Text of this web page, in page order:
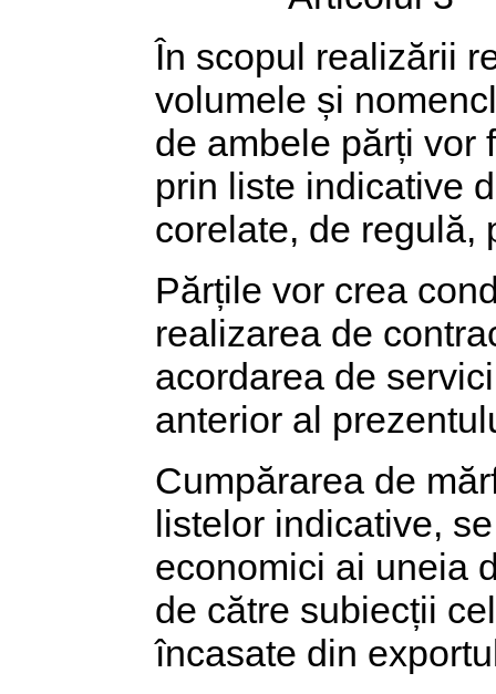
În scopul realizării
volumele și
de ambele părți vor
prin liste indicative
corelate, de regulă,
Părțile vor crea
realizarea de
acordarea de
anterior al
Cumpărarea de
listelor indicative,
economici ai uneia
de către subiecții
încasate din